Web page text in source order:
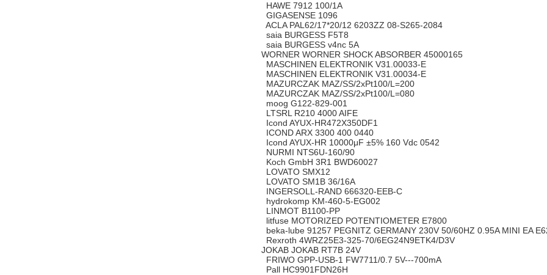
HAWE 7912 100/1A
GIGASENSE 1096
ACLA PAL62/17*20/12 6203ZZ 08-S265-2084
saia BURGESS F5T8
saia BURGESS v4nc 5A
WORNER WORNER SHOCK ABSORBER 45000165
MASCHINEN ELEKTRONIK V31.00033-E
MASCHINEN ELEKTRONIK V31.00034-E
MAZURCZAK MAZ/SS/2xPt100/L=200
MAZURCZAK MAZ/SS/2xPt100/L=080
moog G122-829-001
LTSRL R210 4000 AIFE
Icond AYUX-HR472X350DF1
ICOND ARX 3300 400 0440
Icond AYUX-HR 10000μF ±5% 160 Vdc 0542
NURMI NTS6U-160/90
Koch GmbH 3R1 BWD60027
LOVATO SMX12
LOVATO SM1B 36/16A
INGERSOLL-RAND 666320-EEB-C
hydrokomp KM-460-5-EG002
LINMOT B1100-PP
litfuse MOTORIZED POTENTIOMETER E7800
beka-lube 91257 PEGNITZ GERMANY 230V 50/60HZ 0.95A MINI EA
Rexroth 4WRZ25E3-325-70/6EG24N9ETK4/D3V
JOKAB JOKAB RT7B 24V
FRIWO GPP-USB-1 FW7711/0.7 5V---700mA
Pall HC9901FDN26H